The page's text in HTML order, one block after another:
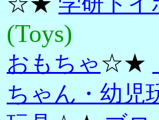
(Toys)
おもちゃ☆★
ちゃん・幼児